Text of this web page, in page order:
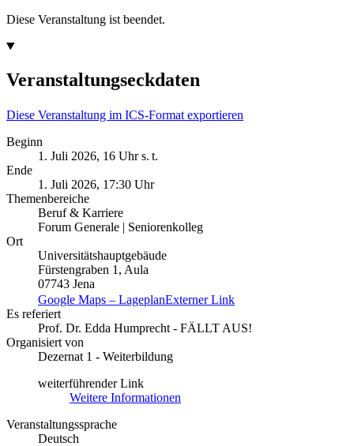
Diese Veranstaltung ist beendet.
Veranstaltungseckdaten
Diese Veranstaltung im ICS-Format exportieren
Beginn
1. Juli 2026, 16 Uhr s. t.
Ende
1. Juli 2026, 17:30 Uhr
Themenbereiche
Beruf & Karriere
Forum Generale | Seniorenkolleg
Ort
Universitätshauptgebäude
Fürstengraben 1, Aula
07743 Jena
Google Maps – LageplanExterner Link
Es referiert
Prof. Dr. Edda Humprecht - FÄLLT AUS!
Organisiert von
Dezernat 1 - Weiterbildung
weiterführender Link
Weitere Informationen
Veranstaltungssprache
Deutsch